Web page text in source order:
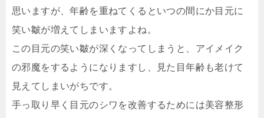
思いますが、年齢を重ねてくるといつの間にか目元に
笑い皺が増えてしまいますよね。
この目元の笑い皺が深くなってしまうと、アイメイク
の邪魔をするようになりますし、見た目年齢も老けて
見えてしまいがちです。
手っ取り早く目元のシワを改善するためには美容整形